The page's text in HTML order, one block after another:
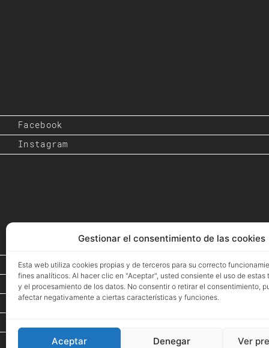
Gestionar el consentimiento de las cookies
Esta web utiliza cookies propias y de terceros para su correcto
fines analíticos. Al hacer clic en "Aceptar", usted consiente el uso de estas
y el procesamiento de los datos. No consentir o retirar el consentimiento,
afectar negativamente a ciertas características y funciones.
Aceptar Denegar Ver
Facebook
Instagram
Inicio
Proyectos
Espacio de Arte